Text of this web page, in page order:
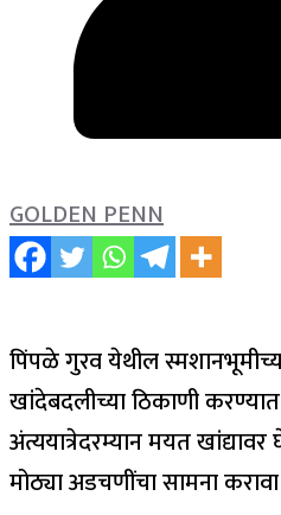
GOLDEN PENN
पिंपळे गुरव येथील
खांदेबदलीच्या ठिकाणी
अंत्ययात्रेदरम्यान मयत
मोठ्या अडचणींचा सामना करावा